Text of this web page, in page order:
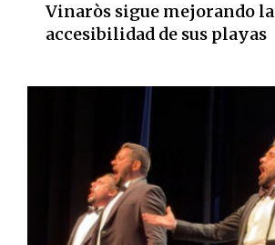
Vinaròs sigue mejorando la
accesibilidad de sus playas